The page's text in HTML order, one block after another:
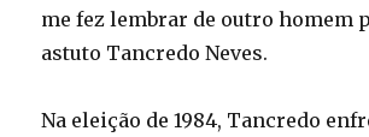
me fez lembrar de outro homem
astuto Tancredo Neves.
Na eleição de 1984, Tancredo